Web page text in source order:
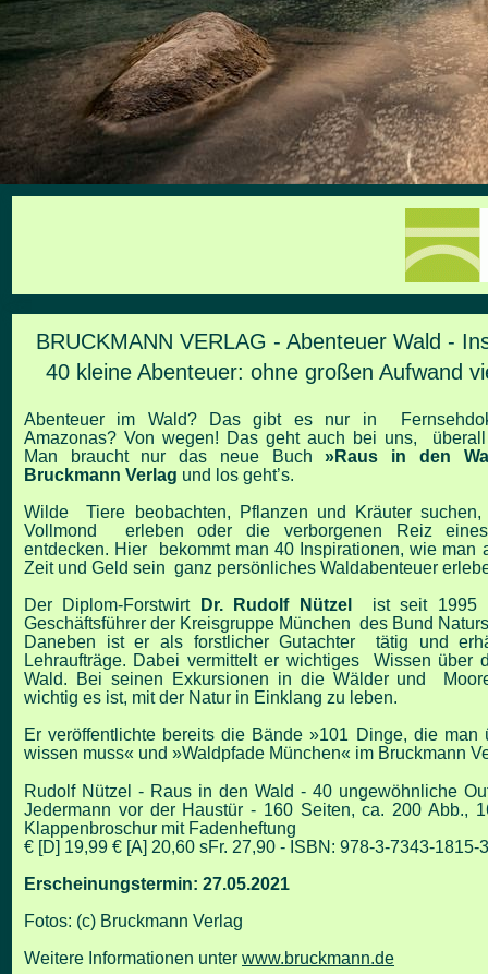
BRUCKMANN VERLAG - Abenteuer Wald -
40 kleine Abenteuer: ohne großen Aufwand
Abenteuer im Wald? Das gibt es nur in
Amazonas? Von wegen! Das geht auch bei uns,
Man braucht nur das neue Buch»Raus in den
Bruckmann Verlag und los geht’s.
Wilde Tiere beobachten, Pflanzen und Kräuter
Vollmond erleben oder die verborgenen Reiz eines
entdecken. Hier bekommt man 40 Inspirationen, wie man
Zeit und Geld sein ganz persönliches Waldabenteuer
Der Diplom-Forstwirt
Dr. Rudolf Nützel
ist seit 1995
Geschäftsführer der Kreisgruppe München des Bund
Daneben ist er als forstlicher Gutachter tätig und
Lehraufträge. Dabei vermittelt er wichtiges Wissen über
Wald. Bei seinen Exkursionen in die Wälder und
wichtig es ist, mit der Natur in Einklang zu leben.
Er veröffentlichte bereits die Bände »101 Dinge, die man
wissen muss« und »Waldpfade München« im Bruckmann
Rudolf Nützel - Raus in den Wald - 40 ungewöhnliche
Jedermann vor der Haustür - 160 Seiten, ca. 200 Abb.,
Klappenbroschur mit Fadenheftung
€ [D] 19,99 € [A] 20,60 sFr. 27,90 - ISBN: 978-3-7343-1815-3
Erscheinungstermin: 27.05.2021
Fotos: (c) Bruckmann Verlag
Weitere Informationen unter www.bruckmann.de